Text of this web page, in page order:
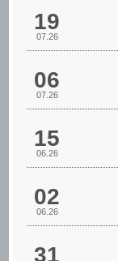
19
07.26
06
07.26
15
06.26
02
06.26
31